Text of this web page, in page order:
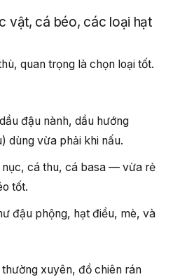
vật, cá béo, các loại hạt
quan trọng là chọn loại tốt.
đậu nành, dầu hướng
dùng vừa phải khi nấu.
cá thu, cá basa — vừa rẻ
tốt.
đậu phộng, hạt điều, mè, và
xuyên, đồ chiên rán